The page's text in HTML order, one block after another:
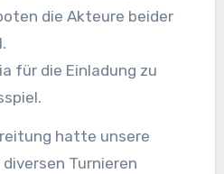
die Akteure beider
für die Einladung zu
hatte unsere
Turnieren